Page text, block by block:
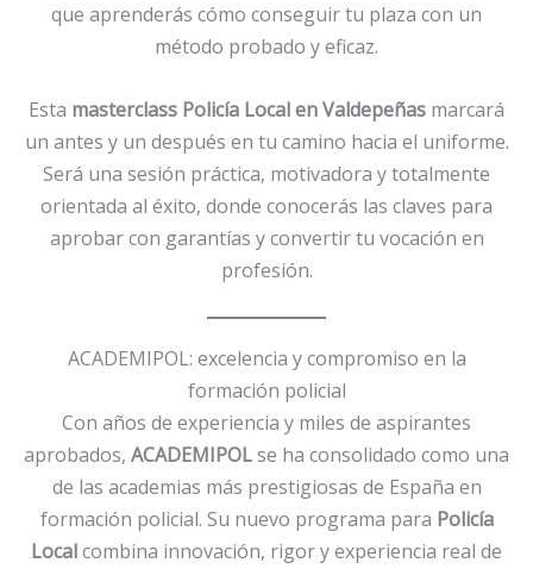
que aprenderás cómo conseguir tu plaza con un
método probado y eficaz.
Esta masterclass Policía Local en Valdepeñas marcará
un antes y un después en tu camino hacia el uniforme.
Será una sesión práctica, motivadora y totalmente
orientada al éxito, donde conocerás las claves para
aprobar con garantías y convertir tu vocación en
profesión.
ACADEMIPOL: excelencia y compromiso en la
formación policial
Con años de experiencia y miles de aspirantes
aprobados, ACADEMIPOLse ha consolidado como una
de las academias más prestigiosas de España en
formación policial. Su nuevo programa para Policía
Localcombina innovación, rigor y experiencia real de